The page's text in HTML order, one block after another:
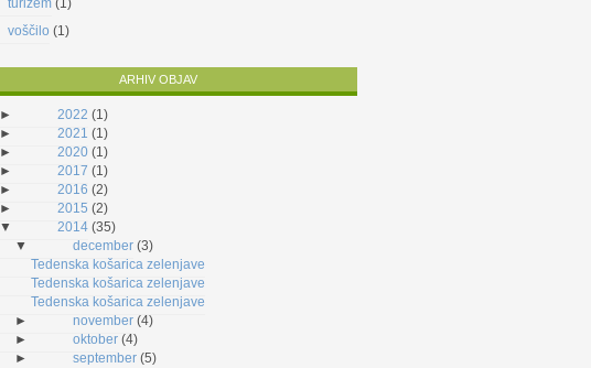
turizem (1)
voščilo (1)
ARHIV OBJAV
► 2022 (1)
►
2021 (1)
►
2020 (1)
►
2017 (1)
►
2016 (2)
►
2015 (2)
▼
2014 (35)
▼
december (3)
Tedenska košarica zelenjave
Tedenska košarica zelenjave
Tedenska košarica zelenjave
►
november (4)
►
oktober (4)
►
september (5)